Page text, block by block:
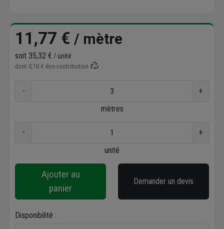
11,77 € / mètre
soit 35,32 € / unité
dont 0,10 € éco-contribution
-
+
mètres
-
+
unité
Ajouter au
panier
Demander un devis
Disponibilité :